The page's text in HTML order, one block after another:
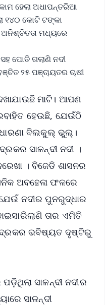
ହେଲା ଅଧାପନ୍ତରିଆ
୧୪୦ କୋଟି ଟଙ୍କା
ଅନିଶ୍ଚିତତା ମଧ୍ୟରେ
ପୋତି ଗଲାଣି ନଦୀ
୨୫ ପଞ୍ଚାୟତର ଚାଷୀ
ମାଟି। ଆପଣ
ହେଉଛି, ଯେଉଁଠି
ବିଲକୁଲ୍ ଭୁଲ୍।
ସାଳନ୍ଦୀ ନଦୀ ।
। ବିଜେଡି ଶାସନର
ଅବହେଳା ଫଳରେ
ଯେଉଁ ନଦୀର ପୁନରୁଦ୍ଧାର
ତାର ଏମିତି
ଭବିଷ୍ୟତ ଦୃଷ୍ଟିରୁ
ସାଳନ୍ଦୀ ନଦୀର
ସାଳନ୍ଦୀ